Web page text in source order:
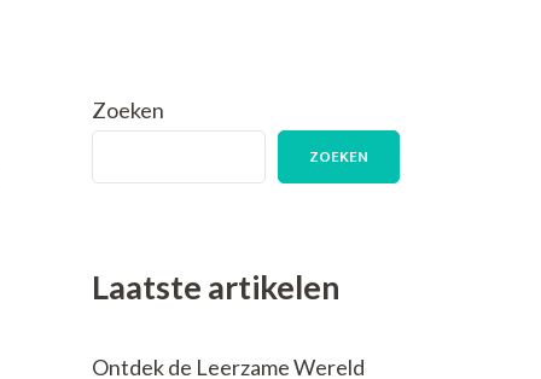
Zoeken
ZOEKEN
Laatste artikelen
Ontdek de Leerzame Wereld